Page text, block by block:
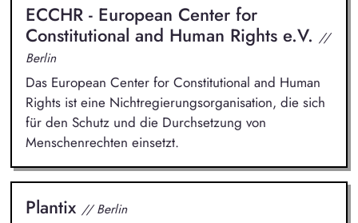
ECCHR - European Center for
Constitutional and Human Rights e.V. //
Berlin
Das European Center for Constitutional and Human
Rights ist eine Nichtregierungsorganisation, die sich
für den Schutz und die Durchsetzung von
Menschenrechten einsetzt.
Plantix // Berlin